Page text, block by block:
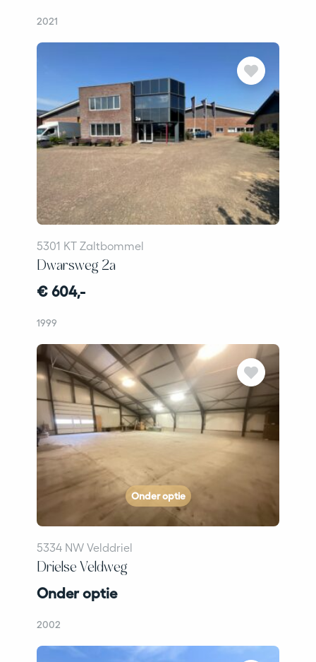
2021
5301 KT Zaltbommel
Dwarsweg 2a
€ 604,-
1999
Onder optie
5334 NW Velddriel
Drielse Veldweg
Onder optie
2002